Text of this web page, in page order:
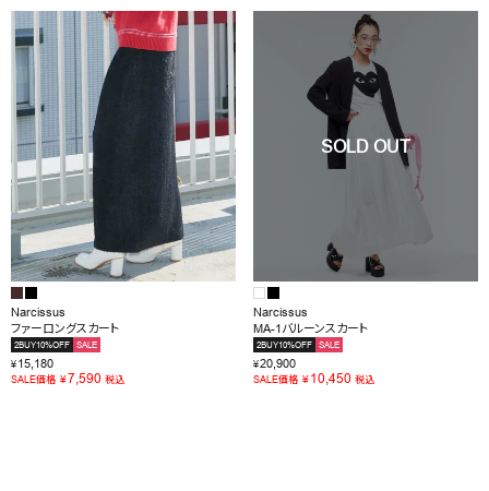
Narcissus
ファーロングスカート
2BUY10%OFF SALE
¥15,180
SALE価格 ¥7,590 税込
Narcissus
MA-1バルーンスカート
2BUY10%OFF SALE
¥20,900
SALE価格 ¥10,450 税込